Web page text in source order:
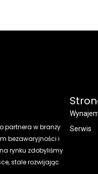
partnera w branży
bezawaryjności i
rynku zdobyliśmy
stale rozwijając
Serwis